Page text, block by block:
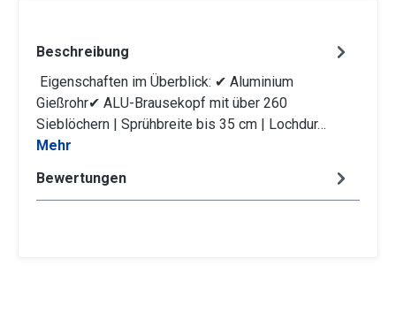
Beschreibung
Eigenschaften im Überblick: ✔ Aluminium
Gießrohr✔ ALU-Brausekopf mit über 260
Sieblöchern | Sprühbreite bis 35 cm | Lochdur…
Mehr
Bewertungen